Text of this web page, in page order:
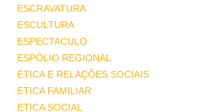
ESCRAVATURA
ESCULTURA
ESPECTACULO
ESPÓLIO REGIONAL
ÉTICA E RELAÇÕES SOCIAIS
ÉTICA FAMILIAR
ETICA SOCIAL